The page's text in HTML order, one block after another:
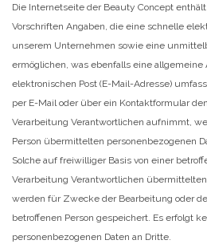
Die Internetseite der Beauty Concept
Vorschriften Angaben, die eine schnelle
unserem Unternehmen sowie eine
ermöglichen, was ebenfalls eine allgemeine
elektronischen Post (E-Mail-Adresse)
per E-Mail oder über ein Kontaktformular
Verarbeitung Verantwortlichen aufnimmt,
Person übermittelten personenbezogenen
Solche auf freiwilliger Basis von einer
Verarbeitung Verantwortlichen
werden für Zwecke der Bearbeitung oder
betroffenen Person gespeichert. Es erfolgt
personenbezogenen Daten an Dritte.